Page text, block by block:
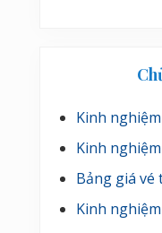
Kinh
Kinh
Bảng giá vé
Kinh